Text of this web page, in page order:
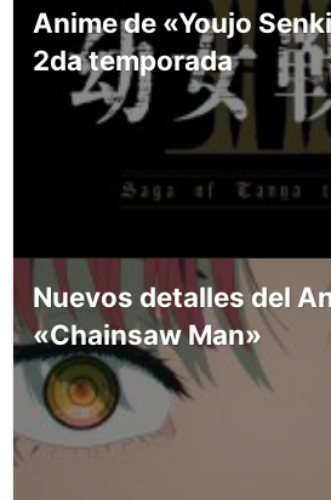
Anime de «Youjo
2da temporada
Nuevos detalles del
«Chainsaw Man»